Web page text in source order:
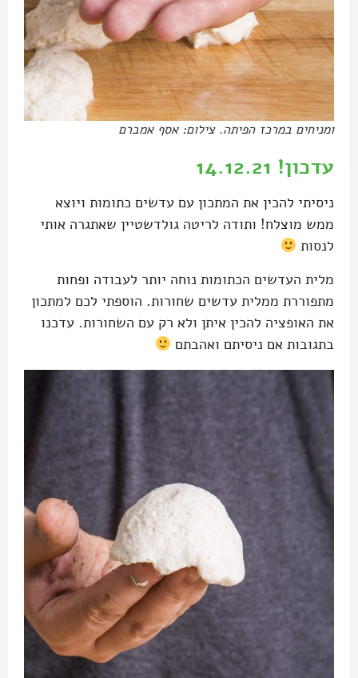
ומניחים במרכז הפיתה. צילום: אסף אמברם
עדכון! 14.12.21
ניסיתי להכין את המתכון עם עדשים כתומות ויוצא
ממש מוצלח! ותודה לריטה גולדשטיין שאתגרה אותי
לנסות
מלית העדשים הכתומות נוחה יותר לעבודה ופחות
מתפוררת ממלית עדשים שחורות. הוספתי לכם למתכון
את האופציה להכין איתן ולא רק עם השחורות. עדכנו
בתגובות אם ניסיתם ואהבתם